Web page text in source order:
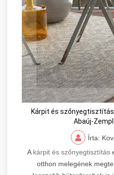
Kárpit és
Abaúj-
Írta:
A kárpit és szőnyegtisztítás
otthon melegének